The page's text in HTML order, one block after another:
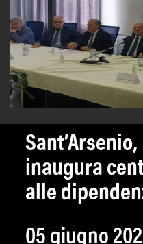
Sant’Arsenio,
inaugura
alle
05 giugno